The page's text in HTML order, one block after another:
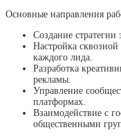
Основные направления
Создание стратегии
Настройка
каждого лида.
Разработка
рекламы.
Управление
платформах.
Взаимодействие с
общественными